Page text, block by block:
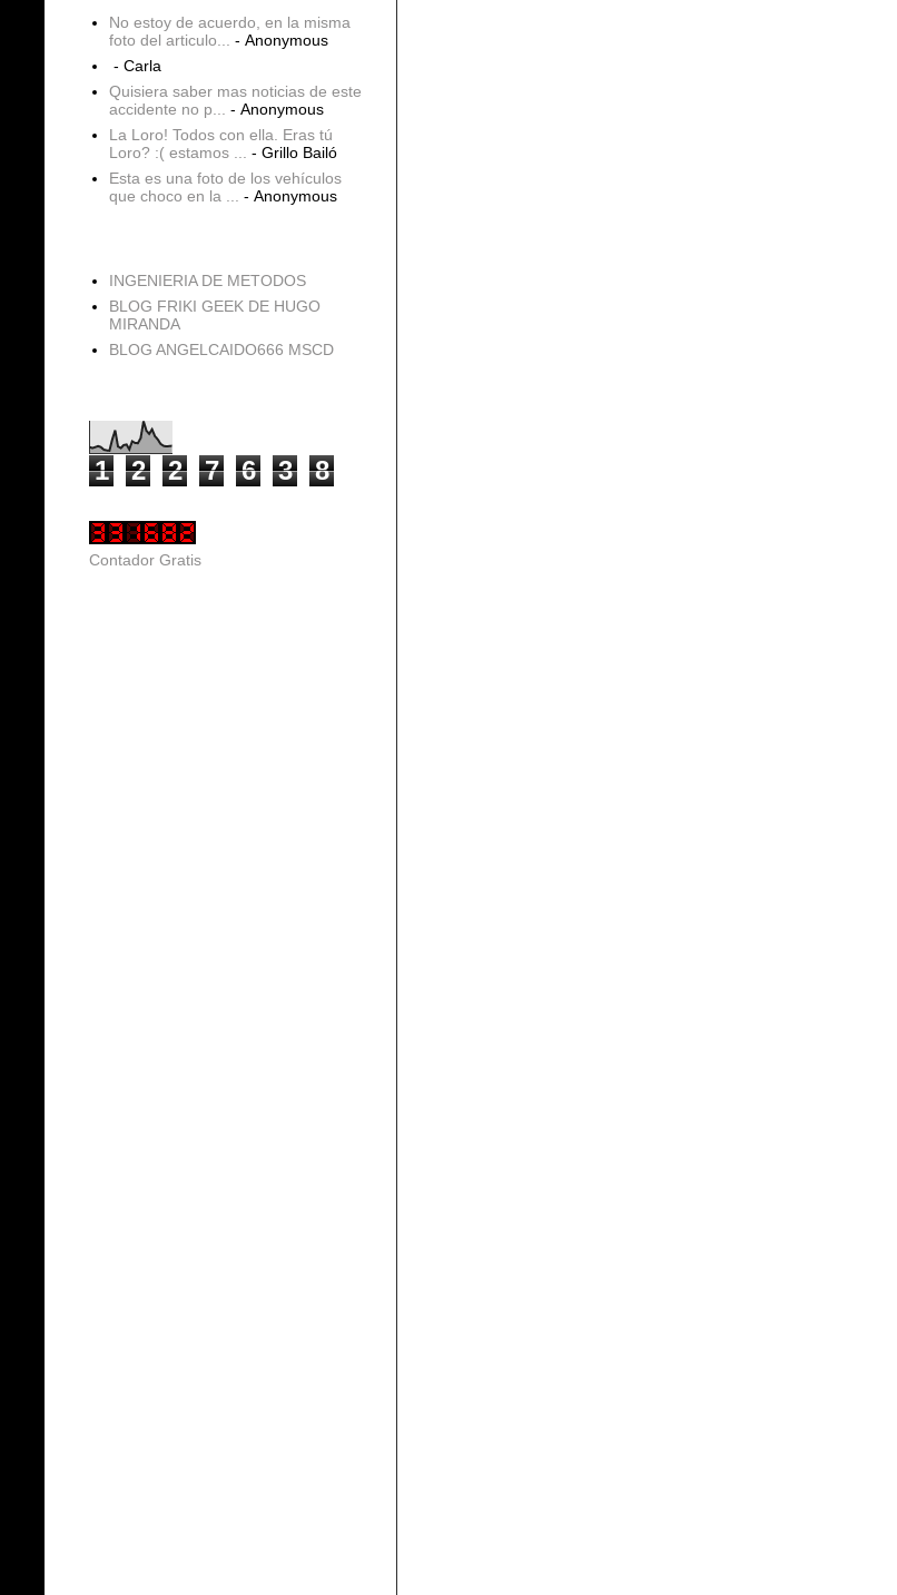
No estoy de acuerdo, en la misma
foto del articulo...
- Anonymous
- Carla
Quisiera saber mas noticias de este
accidente no p...
- Anonymous
La Loro! Todos con ella. Eras tú
Loro? :( estamos ...
- Grillo Bailó
Esta es una foto de los vehículos
que choco en la ...
- Anonymous
INGENIERIA DE METODOS
BLOG FRIKI GEEK DE HUGO
MIRANDA
BLOG ANGELCAIDO666 MSCD
1 2 2 7 6 3 8
Contador Gratis